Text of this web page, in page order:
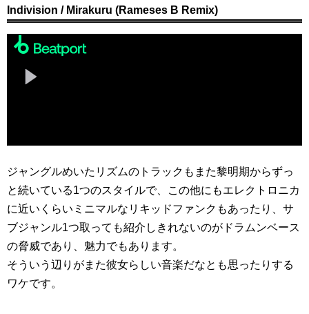
Indivision / Mirakuru (Rameses B Remix)
ジャングルめいたリズムのトラックもまた黎明期からずっ
と続いている1つのスタイルで、この他にもエレクトロニカ
に近いくらいミニマルなリキッドファンクもあったり、サ
ブジャンル1つ取っても紹介しきれないのがドラムンベース
の脅威であり、魅力でもあります。
そういう辺りがまた彼女らしい音楽だなとも思ったりする
ワケです。